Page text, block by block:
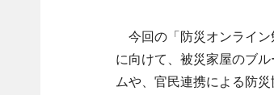
今回の「防災オンライン
に向けて、被災家屋のブ
ムや、官民連携による防